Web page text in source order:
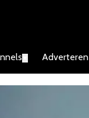
Adverteren